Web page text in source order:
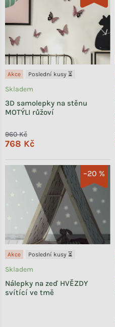
Akce Poslední kusy ⏳
3D samolepky na stěnu
MOTÝLI růžoví
Skladem
960 Kč
768 Kč
–20 %
Akce Poslední kusy ⏳
Nálepky na zeď HVĚZDY
svítící ve tmě
Skladem